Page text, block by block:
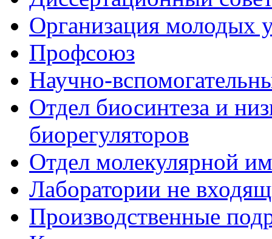
Организация молодых
Профсоюз
Научно-
Отдел биосинтеза и
биорегуляторов
Отдел молекулярной
Лаборатории не
Производственные